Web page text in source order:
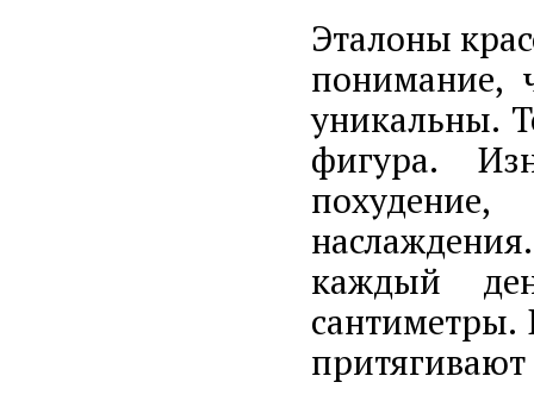
Эталоны
понимание,
уникальны.
фигура.
каждый
сантиметры.
притягивают